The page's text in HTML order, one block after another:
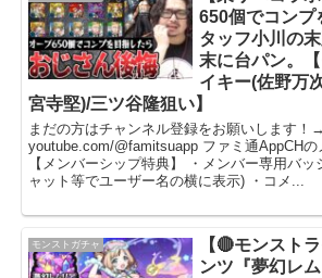
650個でコンプ
タッフ小川の
末に台パン。
イキー(佐野万
宮寺堅)/三ツ谷隆狙い】
まだの方はチャンネル登録をお願いします！→
youtube.com/@famitsuapp ファミ通AppCH
【メンバーシップ特典】 ・メンバー専用バ
ャット等でユーザー名の横に表示) ・コメ...
モンストガチャ
【🔴モンスト
ンツ『夢幻レ